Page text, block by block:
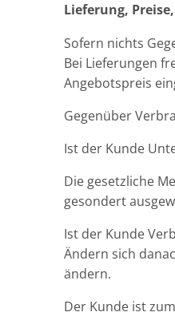
Lieferung,
Sofern nichts
Bei Lieferungen
Angebotspreis
Gegenüber
Ist der Kunde
Die gesetzliche
gesondert
Ist der Kunde
Ändern sich
ändern.
Der Kunde ist